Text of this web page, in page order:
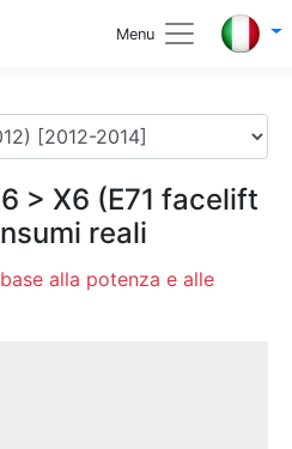
Menu
> X6 (E71 facelift
reali
alla potenza e alle